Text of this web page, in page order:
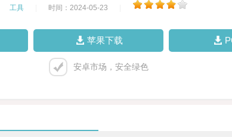
工具 时间：2024-05-23
苹果下载
安卓市场，安全绿色